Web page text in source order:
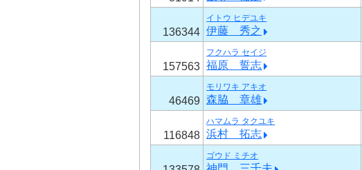
136344
イトウ ヒデユキ
伊藤 秀之
157563
フクハラ セイジ
福原 誓志
46469
モリワキ アキオ
森脇 章雄
116848
ハマムラ タクユキ
浜村 拓志
ゴウド ミチオ